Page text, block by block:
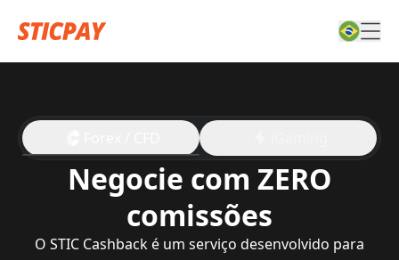
Negocie com ZERO
comissões
O STIC Cashback é um serviço desenvolvido para